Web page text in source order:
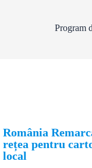
România
rețea pentru
local